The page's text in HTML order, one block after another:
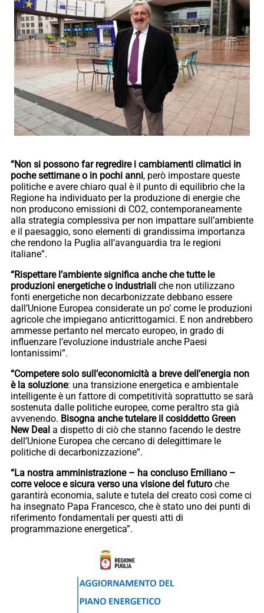
“Non si possono far regredire i cambiamenti climatici in
poche settimane o in pochi anni, però impostare queste
politiche e avere chiaro qual è il punto di equilibrio che la
Regione ha individuato per la produzione di energie che
non producono emissioni di CO2, contemporaneamente
alla strategia complessiva per non impattare sull’ambiente
e il paesaggio, sono elementi di grandissima importanza
che rendono la Puglia all’avanguardia tra le regioni
italiane”.
“Rispettare l’ambiente significa anche che tutte le
produzioni energetiche o industriali che non utilizzano
fonti energetiche non decarbonizzate debbano essere
dall’Unione Europea considerate un po’ come le produzioni
agricole che impiegano anticrittogamici. E non andrebbero
ammesse pertanto nel mercato europeo, in grado di
influenzare l’evoluzione industriale anche Paesi
lontanissimi”.
“Competere solo sull’economicità a breve dell’energia non
è la soluzione: una transizione energetica e ambientale
intelligente è un fattore di competitività soprattutto se sarà
sostenuta dalle politiche europee, come peraltro sta già
avvenendo. Bisogna anche tutelare il cosiddetto Green
New Deal a dispetto di ciò che stanno facendo le destre
dell’Unione Europea che cercano di delegittimare le
politiche di decarbonizzazione”.
“La nostra amministrazione – ha concluso Emiliano –
corre veloce e sicura verso una visione del futuro che
garantirà economia, salute e tutela del creato così come ci
ha insegnato Papa Francesco, che è stato uno dei punti di
riferimento fondamentali per questi atti di
programmazione energetica”.